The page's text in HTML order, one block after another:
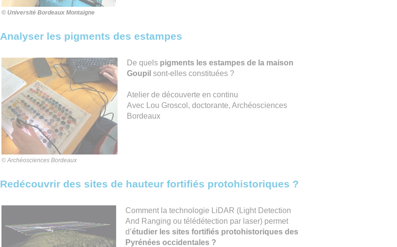
© Université Bordeaux Montaigne
Analyser les pigments des estampes
© Archéosciences Bordeaux
De quelspigments les estampes de la maison
Goupil sont-elles constituées ?
Atelier de découverte en continu
Avec Lou Groscol, doctorante, Archéosciences
Bordeaux
Redécouvrir des sites de hauteur fortifiés protohistoriques ?
Comment la technologie LiDAR (Light Detection
And Ranging ou télédétection par laser) permet
d’étudier les sites fortifiés protohistoriques des
Pyrénées occidentales ?